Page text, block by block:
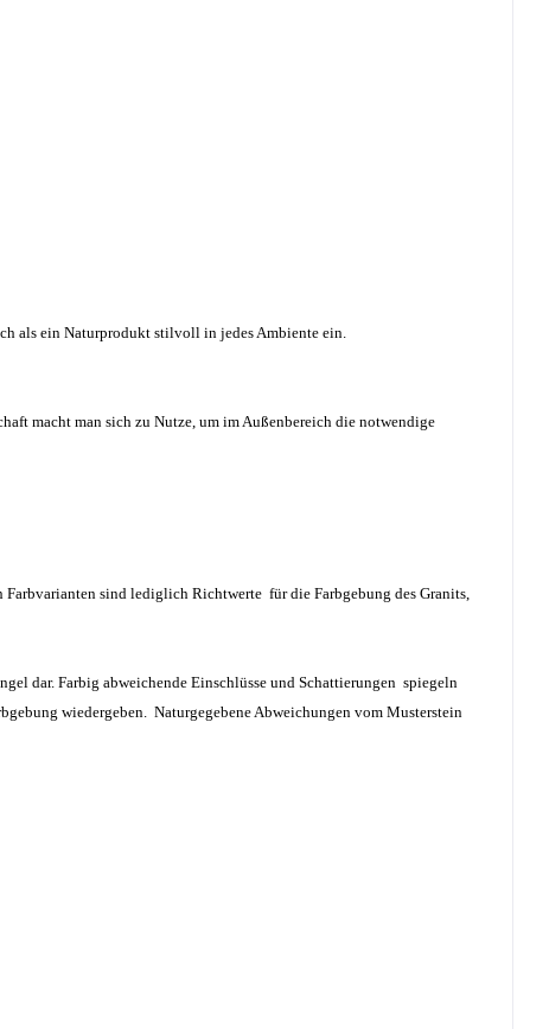
als ein Naturprodukt stilvoll in jedes Ambiente ein.
macht man sich zu Nutze, um im Außenbereich die notwendige
sind lediglich Richtwerte für die Farbgebung des Granits,
dar. Farbig abweichende Einschlüsse und Schattierungen spiegeln
wiedergeben. Naturgegebene Abweichungen vom Musterstein